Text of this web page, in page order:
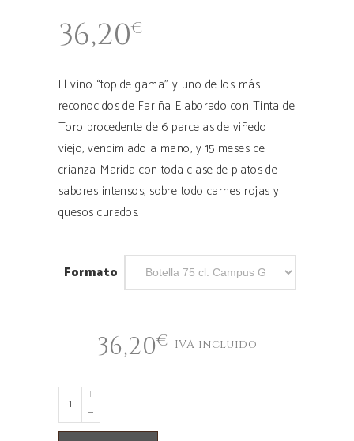
36,20€
El vino “top de gama” y uno de los más
reconocidos de Fariña. Elaborado con Tinta de
Toro procedente de 6 parcelas de viñedo
viejo, vendimiado a mano, y 15 meses de
crianza. Marida con toda clase de platos de
sabores intensos, sobre todo carnes rojas y
quesos curados.
Formato
36,20€ IVA incluido